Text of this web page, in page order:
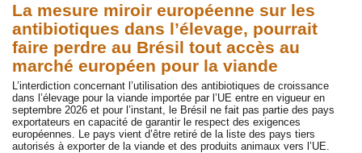
La mesure miroir européenne sur les
antibiotiques dans l’élevage, pourrait
faire perdre au Brésil tout accès au
marché européen pour la viande
L’interdiction concernant l’utilisation des antibiotiques de croissance
dans l’élevage pour la viande importée par l’UE entre en vigueur en
septembre 2026 et pour l’instant, le Brésil ne fait pas partie des pays
exportateurs en capacité de garantir le respect des exigences
européennes. Le pays vient d’être retiré de la liste des pays tiers
autorisés à exporter de la viande et des produits animaux vers l’UE.